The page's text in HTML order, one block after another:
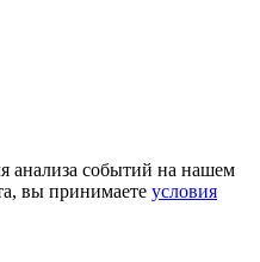
анализа событий на нашем
вы принимаете условия